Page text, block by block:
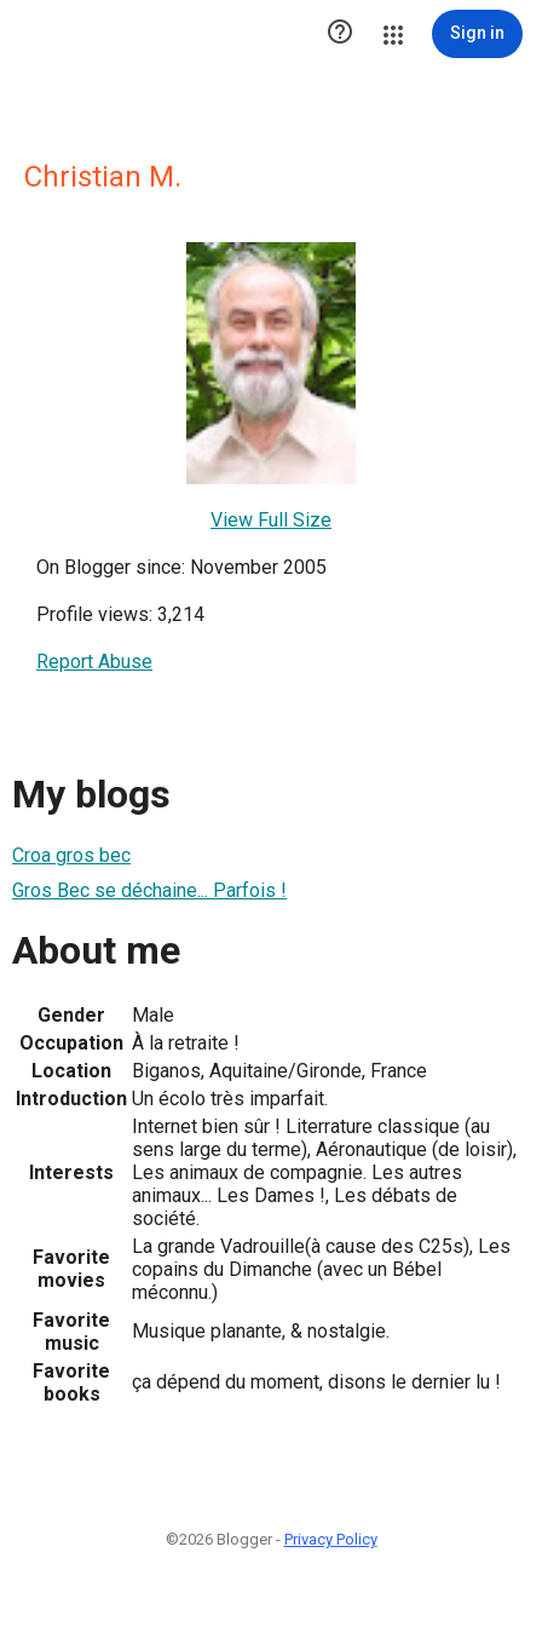
 Sign in
Christian M.
View Full Size
On Blogger since: November 2005
Profile views: 3,214
Report Abuse
My blogs
Croa gros bec
Gros Bec se déchaine... Parfois !
About me
Gender
Male
Occupation À la retraite !
Location
Biganos, Aquitaine/Gironde, France
Introduction Un écolo très imparfait.
Interests
Internet bien sûr ! Literrature classique (au
sens large du terme), Aéronautique (de loisir),
Les animaux de compagnie. Les autres
animaux... Les Dames !, Les débats de
société.
Favorite
movies
La grande Vadrouille(à cause des C25s), Les
copains du Dimanche (avec un Bébel
méconnu.)
Favorite
music
Musique planante, & nostalgie.
Favorite
books
ça dépend du moment, disons le dernier lu !
©2026 Blogger - Privacy Policy